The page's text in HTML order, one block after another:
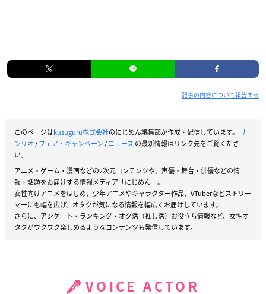
記事の内容について報告する
このページはkusuguru株式会社のにじめん編集部が作成・配信しています。 サ
ンリオ/フェア・キャンペーン/ニュース の最新情報はリンク先をご覧くださ
い。
アニメ・ゲーム・漫画などの2次元コンテンツや、声優・舞台・俳優などの情
報・話題をお届けする情報メディア「にじめん」。
女性向けアニメをはじめ、少年アニメやキャラクター作品、VTuberなどストリー
マーにも幅を広げ、オタクが気になる情報を幅広くお届けしています。
さらに、アンケート・ランキング・オタ活（推し活）お役立ち情報など、女性オ
タクがワクワク楽しめるようなコンテンツも発信しています。
VOICE ACTOR